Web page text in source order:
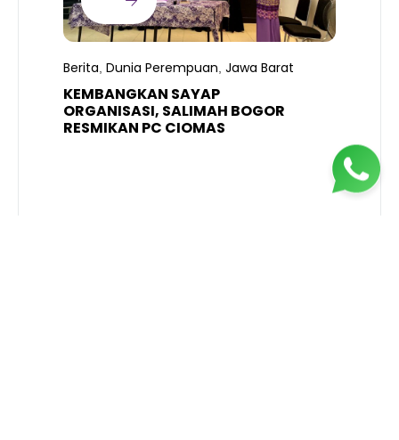
Berita Dunia Perempuan Jawa Barat
KEMBANGKAN SAYAP
ORGANISASI, SALIMAH BOGOR
RESMIKAN PC CIOMAS